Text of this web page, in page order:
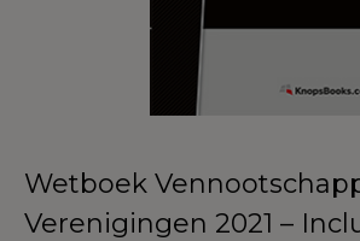
Wetboek
Verenigingen 2021 –